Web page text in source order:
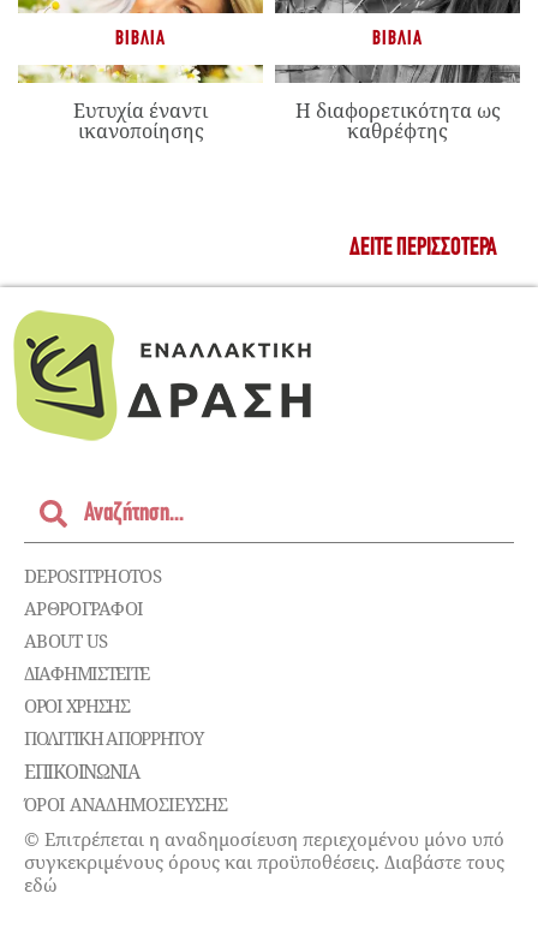
ΒΙΒΛΊΑ
Ευτυχία έναντι
ικανοποίησης
ΒΙΒΛΊΑ
Η διαφορετικότητα ως
καθρέφτης
ΔΕΊΤΕ ΠΕΡΙΣΣΌΤΕΡΑ
DEPOSITPHOTOS
ΑΡΘΡΟΓΡΑΦΟΙ
ABOUT US
ΔΙΑΦΗΜΙΣΤΕΊΤΕ
ΌΡΟΙ ΧΡΉΣΗΣ
ΠΟΛΙΤΙΚΉ ΑΠΟΡΡΉΤΟΥ
ΕΠΙΚΟΙΝΩΝΊΑ
ΌΡΟΙ ΑΝΑΔΗΜΟΣΙΕΥΣΗΣ
© Επιτρέπεται η αναδημοσίευση περιεχομένου μόνο υπό
συγκεκριμένους όρους και προϋποθέσεις. Διαβάστε τους
εδώ